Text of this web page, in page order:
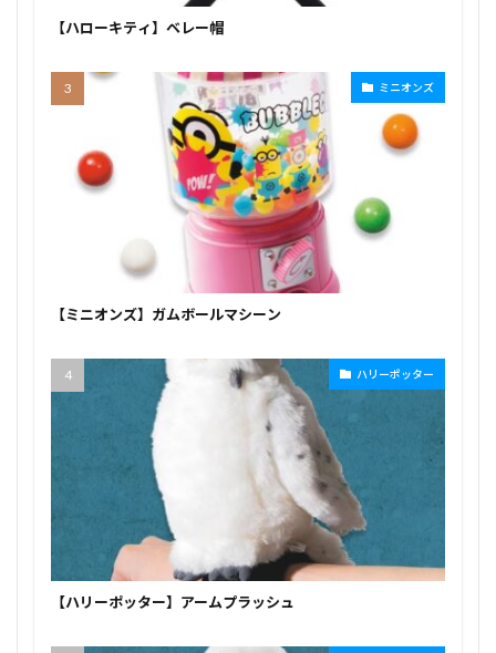
【ハローキティ】ベレー帽
ミニオンズ
【ミニオンズ】ガムボールマシーン
ハリーポッター
【ハリーポッター】アームプラッシュ